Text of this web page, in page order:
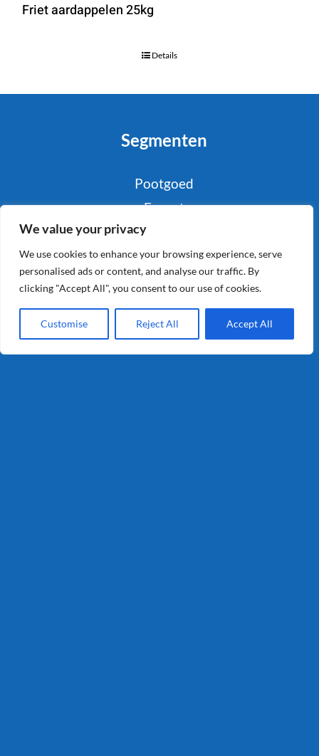
We value your privacy
We use cookies to enhance your browsing experience, serve
personalised ads or content, and analyse our traffic. By
clicking "Accept All", you consent to our use of cookies.
Customise Reject All Accept All
Friet aardappelen 25kg
Details
Segmenten
Pootgoed
Export
Foodservice
Industrie
Retail
Info